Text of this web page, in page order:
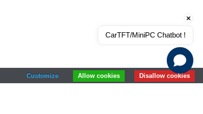
CarTFT/MiniPC Chatbot !
Disallow cookies
Allow cookies
Customize